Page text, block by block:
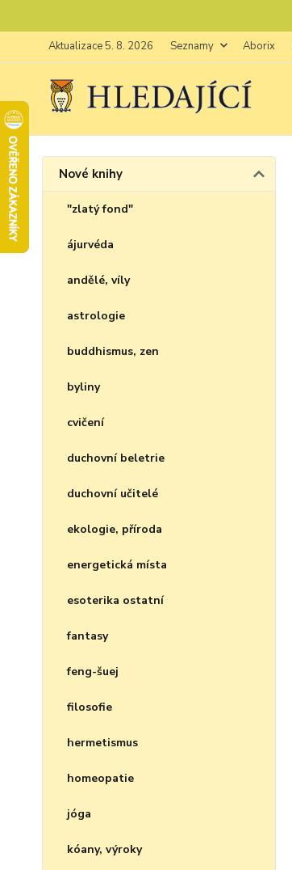
Aktualizace 5. 8. 2026 Seznamy Aborix
Nové knihy
"zlatý fond"
ájurvéda
andělé, víly
astrologie
buddhismus, zen
byliny
cvičení
duchovní beletrie
duchovní učitelé
ekologie, příroda
energetická místa
esoterika ostatní
fantasy
feng-šuej
filosofie
hermetismus
homeopatie
jóga
kóany, výroky